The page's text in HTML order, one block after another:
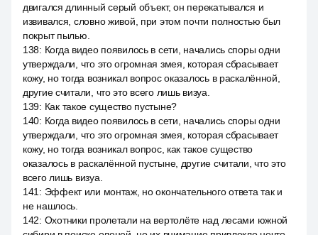
двигался длинный серый объект, он перекатывался и
извивался, словно живой, при этом почти полностью был
покрыт пылью.
138: Когда видео появилось в сети, начались споры одни
утверждали, что это огромная змея, которая сбрасывает
кожу, но тогда возникал вопрос оказалось в раскалённой,
другие считали, что это всего лишь визуа.
139: Как такое существо пустыне?
140: Когда видео появилось в сети, начались споры одни
утверждали, что это огромная змея, которая сбрасывает
кожу, но тогда возникал вопрос, как такое существо
оказалось в раскалённой пустыне, другие считали, что это
всего лишь визуа.
141 : Эффект или монтаж, но окончательного ответа так и
не нашлось.
142: Охотники пролетали на вертолёте над лесами южной